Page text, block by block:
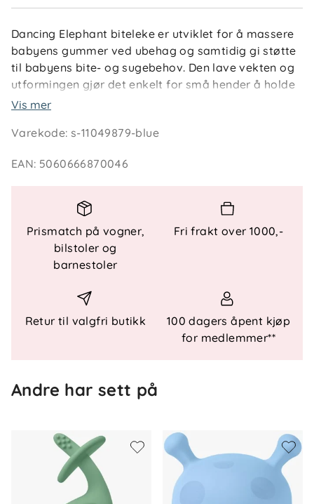
Dancing Elephant biteleke er utviklet for å massere
babyens gummer ved ubehag og samtidig gi støtte
til babyens bite- og sugebehov. Den lave vekten og
utformingen gjør det enkelt for små hender å holde
biteleken selv.
Den myke overflaten er skånsom mot ømfintlig
barnets finmotorikk og fargesans gjennom lek og
Spesielle funksjoner
- Utviklet for å massere gummene - Lett vekt for
små hender - Utformet for at babyen skal holde den
selv - Kan bidra til å hindre at babyen suger på
Vis mer
Varekode:s-11049879-blue
EAN: 5060666870046
Prismatch på vogner,
bilstoler og
barnestoler
Fri frakt over 1000,-
Retur til valgfri butikk
100 dagers åpent kjøp
for medlemmer**
Andre har sett på